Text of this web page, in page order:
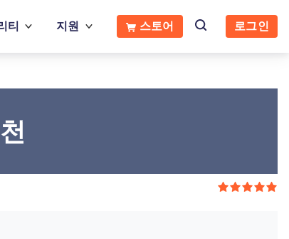
티 지원 스토어 로그인